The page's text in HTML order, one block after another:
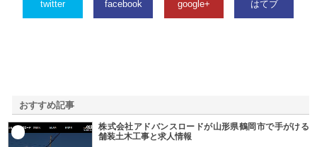
twitter facebook google+ はてブ
おすすめ記事
株式会社アドバンスロードが山形県鶴岡市で手がける
舗装土木工事と求人情報